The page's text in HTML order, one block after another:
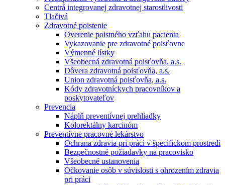
Centrá integrovanej zdravotnej starostlivosti
Tlačivá
Zdravotné poistenie
Overenie poistného vzťahu pacienta
Vykazovanie pre zdravotné poisťovne
Výmenné lístky
Všeobecná zdravotná poisťovňa, a.s.
Dôvera zdravotná poisťovňa, a.s.
Union zdravotná poisťovňa, a.s.
Kódy zdravotníckych pracovníkov a
poskytovateľov
Prevencia
Náplň preventívnej prehliadky
Kolorektálny karcinóm
Preventívne pracovné lekárstvo
Ochrana zdravia pri práci v špecifickom prostredí
Bezpečnostné požiadavky na pracovisko
Všeobecné ustanovenia
Očkovanie osôb v súvislosti s ohrozením zdravia
pri práci